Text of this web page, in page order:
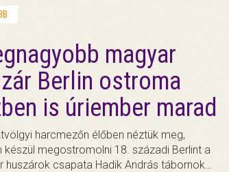
magyar
Berlin ostroma
is úriember marad
harcmezőn élőben néztük meg,
készül megostromolni 18. századi Berlint a
huszárok csapata Hadik András tábornok…